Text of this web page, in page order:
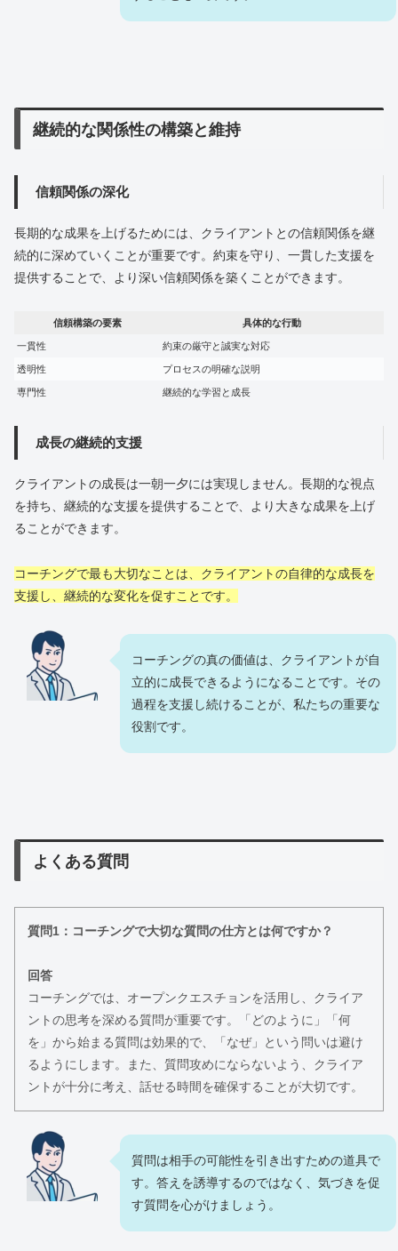
継続的な関係性の構築と維持
信頼関係の深化
長期的な成果を上げるためには、クライアントとの信頼関係を継
続的に深めていくことが重要です。約束を守り、一貫した支援を
提供することで、より深い信頼関係を築くことができます。
信頼構築の要素 具体的な行動
一貫性 約束の厳守と誠実な対応
透明性 プロセスの明確な説明
専門性 継続的な学習と成長
成長の継続的支援
クライアントの成長は一朝一夕には実現しません。長期的な視点
を持ち、継続的な支援を提供することで、より大きな成果を上げ
ることができます。
コーチングで最も大切なことは、クライアントの自律的な成長を
支援し、継続的な変化を促すことです。
コーチングの真の価値は、クライアントが自
立的に成長できるようになることです。その
過程を支援し続けることが、私たちの重要な
役割です。
よくある質問
質問1：コーチングで大切な質問の仕方とは何ですか？
回答
コーチングでは、オープンクエスチョンを活用し、クライア
ントの思考を深める質問が重要です。「どのように」「何
を」から始まる質問は効果的で、「なぜ」という問いは避け
るようにします。また、質問攻めにならないよう、クライア
ントが十分に考え、話せる時間を確保することが大切です。
質問は相手の可能性を引き出すための道具で
す。答えを誘導するのではなく、気づきを促
す質問を心がけましょう。